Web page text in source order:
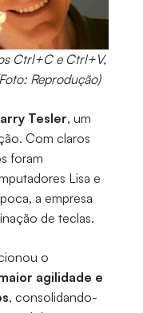
Ctrl+C e Ctrl+V,
Reprodução)
Tesler, um
Com claros
foram
Lisa e
a empresa
de teclas.
o
agilidade e
, consolidando-